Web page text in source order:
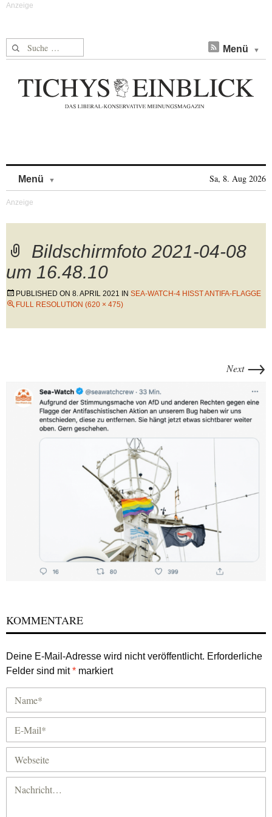
Suche nach: Menü
Menü Sa, 8. Aug 2026
Bildschirmfoto 2021-04-08
um 16.48.10
PUBLISHED ON 8. APRIL 2021 IN SEA-WATCH-4 HISST ANTIFA-FLAGGE
FULL RESOLUTION (620 × 475)
Next →
KOMMENTARE
Deine E-Mail-Adresse wird nicht veröffentlicht. Erforderliche
Felder sind mit* markiert